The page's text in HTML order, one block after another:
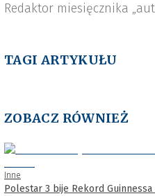
Redaktor miesięcznika
TAGI ARTYKUŁU
ZOBACZ RÓWNIEŻ
Inne
Polestar 3 bije Rekord